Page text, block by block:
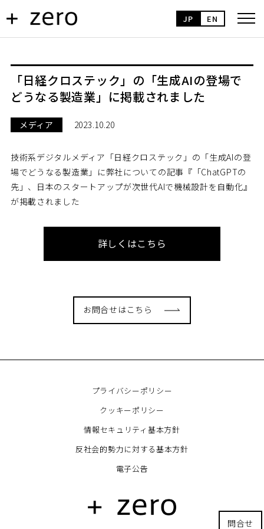
JP EN
「日経クロステック」の「生成AIの登場で
どうなる製造業」に掲載されました
メディア 2023.10.20
技術系デジタルメディア「日経クロステック」の「生成AIの登
場でどうなる製造業」に弊社についての記事『「ChatGPTの
先」、日本のスタートアップが次世代AIで機械設計を自動化』
が掲載されました
詳しくはこちら
問合せ
お問合せはこちら
プライバシーポリシー
クッキーポリシー
情報セキュリティ基本方針
反社会的勢力に対する基本方針
電子公告